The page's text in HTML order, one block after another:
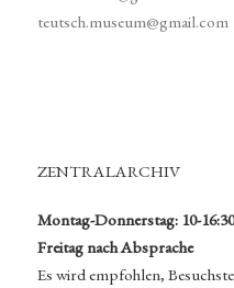
teutsch.museum@gmail.com
ZENTRALARCHIV
Montag-Donnerstag: 10-
Freitag nach Absprache
Es wird empfohlen,